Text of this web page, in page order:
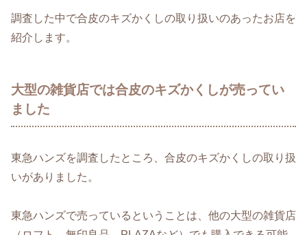
調査した中で合皮のキズかくしの取り扱いのあったお店を
紹介します。
大型の雑貨店では合皮のキズかくしが売ってい
ました
東急ハンズを調査したところ、合皮のキズかくしの取り扱
いがありました。
東急ハンズで売っているということは、他の大型の雑貨店